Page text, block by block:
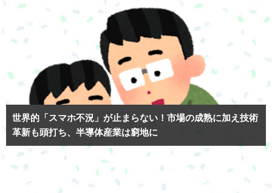
世界的「スマホ不況」が止まらない！市場の成熟に加え技術
革新も頭打ち、半導体産業は窮地に